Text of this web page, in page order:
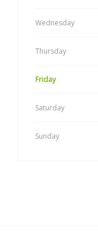
Wednesday
Thursday
Friday
Saturday
Sunday